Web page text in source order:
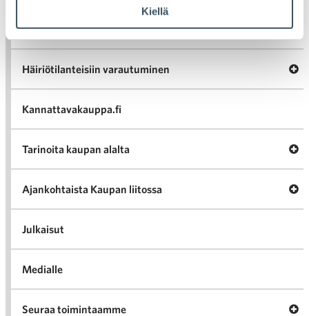
Kiellä
Neuvottelumaailma
Häiriötilanteisiin varautuminen
Kannattavakauppa.fi
Tarinoita kaupan alalta
Ajankohtaista Kaupan liitossa
Julkaisut
Medialle
Seuraa toimintaamme